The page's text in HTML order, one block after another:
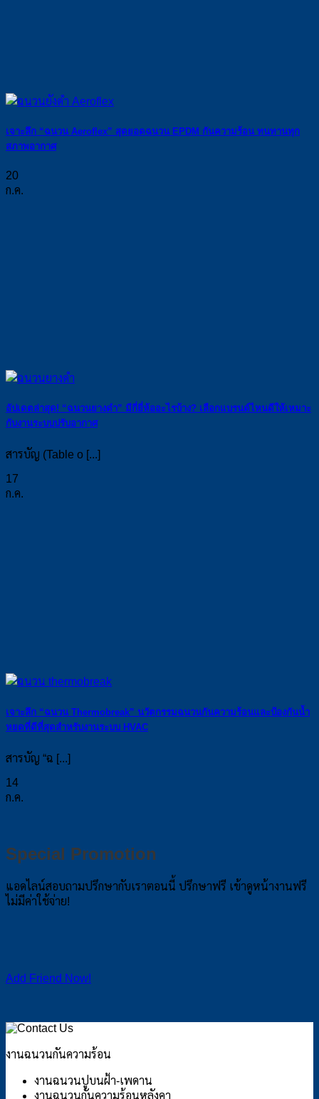
เจาะลึก “ฉนวน Aeroflex” สุดยอดฉนวน EPDM กันความร้อน ทนทานทุก
สภาพอากาศ
20
ก.ค.
อัปเดตล่าสุด! “ฉนวนยางดำ” มีกี่ยี่ห้ออะไรบ้าง? เลือกแบรนด์ไหนดีให้เหมาะ
กับงานระบบปรับอากาศ
สารบัญ (Table o [...]
17
ก.ค.
เจาะลึก “ฉนวน Thermobreak” นวัตกรรมฉนวนกันความร้อนและป้องกันน้ำ
หยดที่ดีที่สุดสำหรับงานระบบ HVAC
สารบัญ “ฉ [...]
14
ก.ค.
Special Promotion
แอดไลน์สอบถามปรึกษากับเราตอนนี้ ปรึกษาฟรี เข้าดูหน้างานฟรี
ไม่มีค่าใช้จ่าย!
Add Friend Now!
งานฉนวนกันความร้อน
งานฉนวนปูบนฝ้า-เพดาน
งานฉนวนกันความร้อนหลังคา